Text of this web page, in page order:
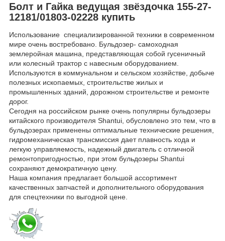
Болт и Гайка ведущая звёздочка 155-27-
12181/01803-02228 купить
Использование специализированной техники в современном
мире очень востребовано. Бульдозер- самоходная
землеройная машина, представляющая собой гусеничный
или колесный трактор с навесным оборудованием.
Используются в коммунальном и сельском хозяйстве, добыче
полезных ископаемых, строительстве жилых и
промышленных зданий, дорожном строительстве и ремонте
дорог.
Сегодня на российском рынке очень популярны бульдозеры
китайского производителя Shantui, обусловлено это тем, что в
бульдозерах применены оптимальные технические решения,
гидромеханическая трансмиссия дает плавность хода и
легкую управляемость, надежный двигатель с отличной
ремонтопригодностью, при этом бульдозеры Shantui
сохраняют демократичную цену.
Наша компания предлагает большой ассортимент
качественных запчастей и дополнительного оборудования
для спецтехники по выгодной цене.